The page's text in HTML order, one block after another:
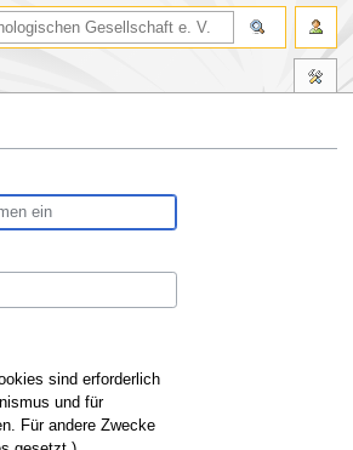
sind erforderlich
und für
Für andere Zwecke